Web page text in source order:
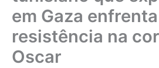
em Gaza enfrenta
resistência na
Oscar